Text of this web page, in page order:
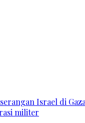
Israel di
militer